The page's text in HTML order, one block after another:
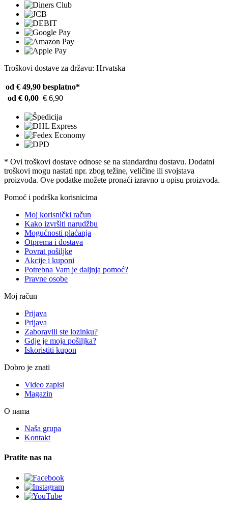
Troškovi dostave za državu: Hrvatska
od € 49,90 besplatno*
od € 0,00 € 6,90
* Ovi troškovi dostave odnose se na standardnu ​​dostavu. Dodatni
troškovi mogu nastati npr. zbog težine, veličine ili svojstava
proizvoda. Ove podatke možete pronaći izravno u opisu proizvoda.
Pomoć i podrška korisnicima
Moj korisnički račun
Kako izvršiti narudžbu
Mogućnosti plaćanja
Otprema i dostava
Povrat pošiljke
Akcije i kuponi
Potrebna Vam je daljnja pomoć?
Pravne osobe
Moj račun
Prijava
Prijava
Zaboravili ste lozinku?
Gdje je moja pošiljka?
Iskoristiti kupon
Dobro je znati
Video zapisi
Magazin
O nama
Naša grupa
Kontakt
Pratite nas na